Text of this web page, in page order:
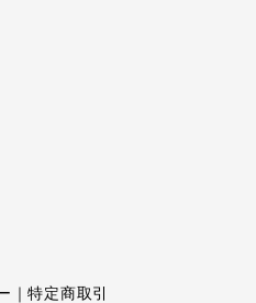
｜特定商取引